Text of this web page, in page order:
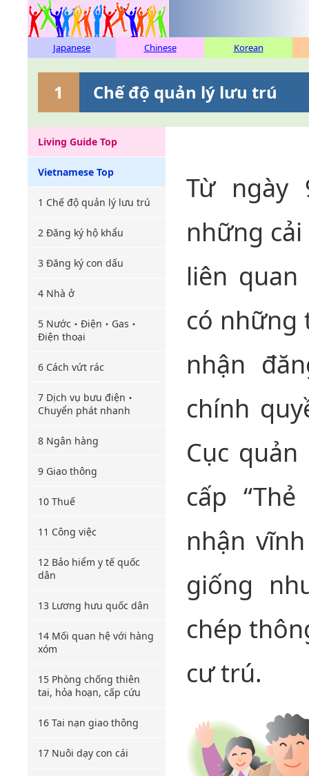
Japanese Chinese Korean
1 Chế độ quản lý lưu trú
Living Guide Top
Vietnamese Top
1 Chế độ quản lý lưu trú
2 Đăng ký hộ khẩu
3 Đăng ký con dấu
4 Nhà ở
5 Nước・Điện・Gas・
Điện thoại
6 Cách vứt rác
7 Dịch vụ bưu điện・
Chuyển phát nhanh
8 Ngân hàng
9 Giao thông
10 Thuế
11 Công việc
12 Bảo hiểm y tế quốc
dân
13 Lương hưu quốc dân
14 Mối quan hệ với hàng
xóm
15 Phòng chống thiên
tai, hỏa hoạn, cấp cứu
16 Tai nạn giao thông
17 Nuôi dạy con cái
Từ ngày
những
liên
có những
nhận
chính
Cục
cấp
nhận
giống
chép
cư trú.